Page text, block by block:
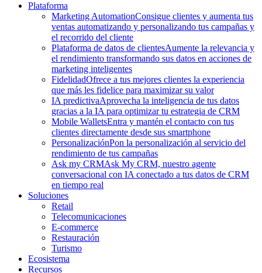
Plataforma
Marketing AutomationConsigue clientes y aumenta tus
ventas automatizando y personalizando tus campañas y
el recorrido del cliente
Plataforma de datos de clientesAumente la relevancia y
el rendimiento transformando sus datos en acciones de
marketing inteligentes
FidelidadOfrece a tus mejores clientes la experiencia
que más les fidelice para maximizar su valor
IA predictivaAprovecha la inteligencia de tus datos
gracias a la IA para optimizar tu estrategia de CRM
Mobile WalletsEntra y mantén el contacto con tus
clientes directamente desde sus smartphone
PersonalizaciónPon la personalización al servicio del
rendimiento de tus campañas
Ask my CRMAsk My CRM, nuestro agente
conversacional con IA conectado a tus datos de CRM
en tiempo real
Soluciones
Retail
Telecomunicaciones
E-commerce
Restauración
Turismo
Ecosistema
Recursos